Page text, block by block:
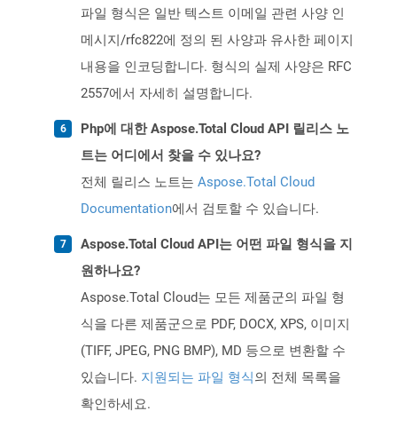
파일 형식은 일반 텍스트 이메일 관련 사양 인
메시지/rfc822에 정의 된 사양과 유사한 페이지
내용을 인코딩합니다. 형식의 실제 사양은 RFC
2557에서 자세히 설명합니다.
Php에 대한 Aspose.Total Cloud API 릴리스 노
트는 어디에서 찾을 수 있나요?
전체 릴리스 노트는 Aspose.Total Cloud
Documentation에서 검토할 수 있습니다.
Aspose.Total Cloud API는 어떤 파일 형식을 지
원하나요?
Aspose.Total Cloud는 모든 제품군의 파일 형
식을 다른 제품군으로 PDF, DOCX, XPS, 이미지
(TIFF, JPEG, PNG BMP), MD 등으로 변환할 수
있습니다. 지원되는 파일 형식의 전체 목록을
확인하세요.